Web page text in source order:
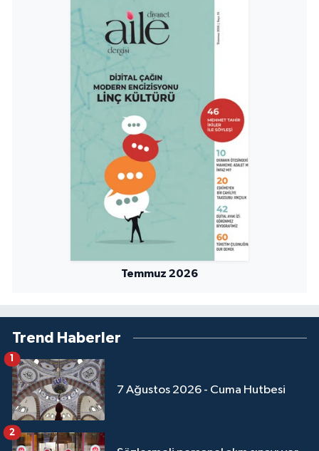
Temmuz 2026
Trend Haberler
7 Ağustos 2026 - Cuma Hutbesi
1
2
Yalova Müftülüğü
Yozgat Müftülüğü
Zonguldak Müftülüğü